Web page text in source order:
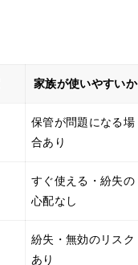
家族が使いやすいか
保管が問題になる場
合あり
すぐ使える・紛失の
心配なし
紛失・無効のリスク
あり